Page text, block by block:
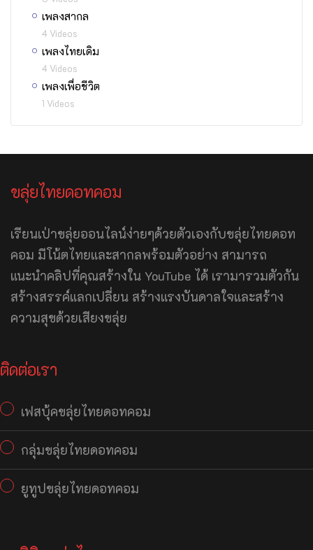
เพลงสากล
4 Videos
เพลงไทยเดิม
4 Videos
เพลงเพื่อชีวิต
1 Videos
ขลุ่ยไทยดอทคอม
เรียนเป่าขลุ่ยออนไลน์ง่ายๆด้วยตัวเองกับขลุ่ยไทยดอท
คอม มีโน้ตไทยและสากลพร้อมตัวอย่าง สามารถ
แนะนำคลิปที่คุณสร้างใน YouTube ได้ เรามารวมตัวกัน
สร้างสรรค์แลกเปลี่ยน สร้างแรงบันดาลใจและสร้าง
ความสุขด้วยเสียงขลุ่ย
ติดต่อเรา
เฟสบุ้คขลุ่ยไทยดอทคอม
กลุ่มขลุ่ยไทยดอทคอม
ยูทูปขลุ่ยไทยดอทคอม